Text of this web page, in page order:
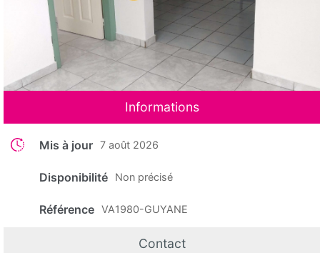
Informations
Mis à jour 7 août 2026
Disponibilité Non précisé
Référence VA1980-GUYANE
Contact